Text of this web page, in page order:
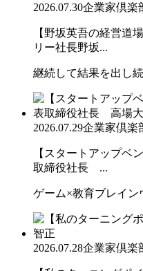
2026.07.30企業家倶楽
【野坂英吾の経営道
リー社長野坂...
継続して結果を出し
2026.07.29企業家倶楽
【スタートアップベ
取締役社長 ...
ゲーム×教育ブレイン
2026.07.28企業家倶楽